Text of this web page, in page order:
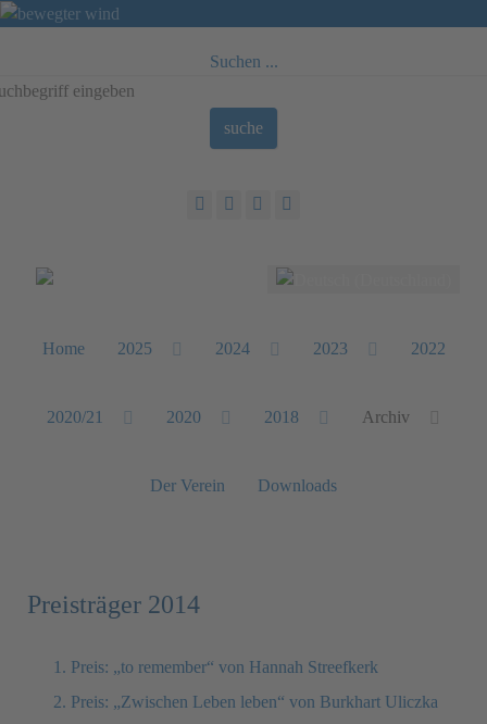
Suchen ...
suche
Sprache auswählen
Home 2025 2024 2023 2022
2020/21 2020 2018 Archiv
Der Verein Downloads
Preisträger 2014
1. Preis: „to remember“ von Hannah Streefkerk
2. Preis: „Zwischen Leben leben“ von Burkhart Uliczka